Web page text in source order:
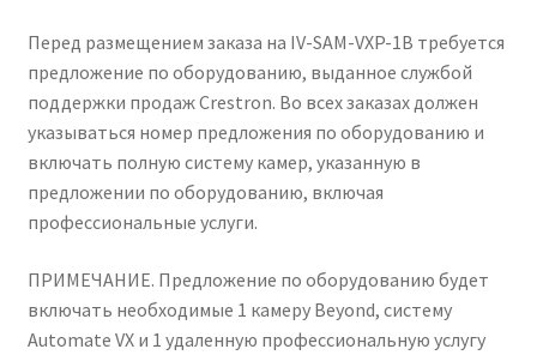
Перед размещением заказа на IV-SAM-VXP-1B требуется
предложение по оборудованию, выданное службой
поддержки продаж Crestron. Во всех заказах должен
указываться номер предложения по оборудованию и
включать полную систему камер, указанную в
предложении по оборудованию, включая
профессиональные услуги.
ПРИМЕЧАНИЕ. Предложение по оборудованию будет
включать необходимые 1 камеру Beyond, систему
Automate VX и 1 удаленную профессиональную услугу